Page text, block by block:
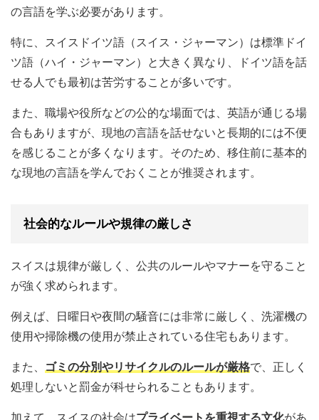
の言語を学ぶ必要があります。
特に、スイスドイツ語（スイス・ジャーマン）は標準ドイ
ツ語（ハイ・ジャーマン）と大きく異なり、ドイツ語を話
せる人でも最初は苦労することが多いです。
また、職場や役所などの公的な場面では、英語が通じる場
合もありますが、現地の言語を話せないと長期的には不便
を感じることが多くなります。そのため、移住前に基本的
な現地の言語を学んでおくことが推奨されます。
社会的なルールや規律の厳しさ
スイスは規律が厳しく、公共のルールやマナーを守ること
が強く求められます。
例えば、日曜日や夜間の騒音には非常に厳しく、洗濯機の
使用や掃除機の使用が禁止されている住宅もあります。
また、 ゴミの分別やリサイクルのルールが厳格で、正しく
処理しないと罰金が科せられることもあります。
加えて、スイスの社会はプライベートを重視する文化があ